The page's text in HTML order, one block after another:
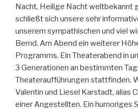
Nacht, Heilige Nacht weltbekannt
schließt sich unsere sehr
unserem sympathischen und viel
Bernd. Am Abend ein weiterer
Programms. Ein Theaterabend in
3 Generationen an bestimmten
Theateraufführungen stattfinden.
Valentin und Liesel Karstadt, alias
einer Angestellten. Ein humoriges